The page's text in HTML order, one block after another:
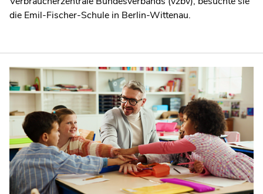
die Emil-Fischer-Schule in Berlin-Wittenau.